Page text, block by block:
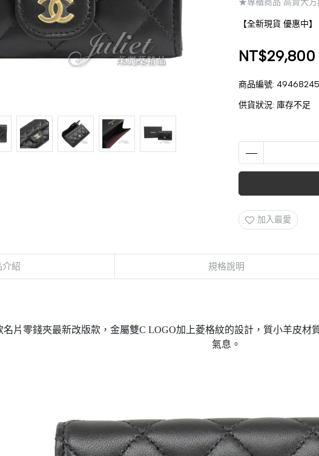
★專櫃商品 高貴大方
【全新現貨 優惠中】
NT$29,800
商品編號: 49468245
供貨狀況: 庫存不足
加入最愛
介紹 規格說明
片零錢夾最新改版款，金屬雙C LOGO加上菱格紋的設計，質小羊皮材
氣息。